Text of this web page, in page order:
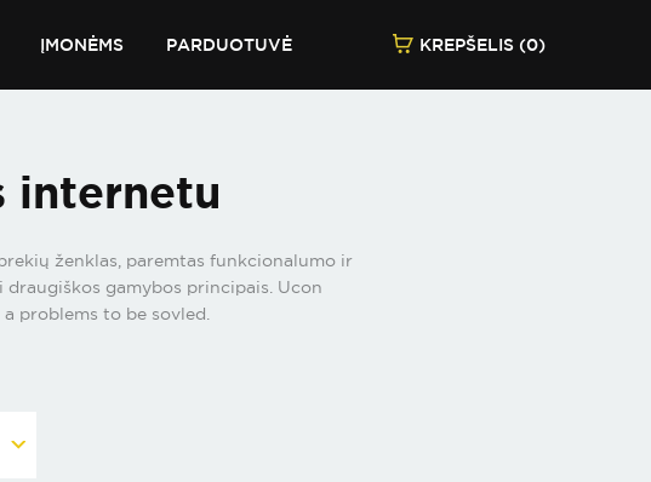
ĮMONĖMS PARDUOTUVĖ KREPŠELIS (0)
internetu
ženklas, paremtas funkcionalumo ir
gamybos principais. Ucon
problems to be sovled.